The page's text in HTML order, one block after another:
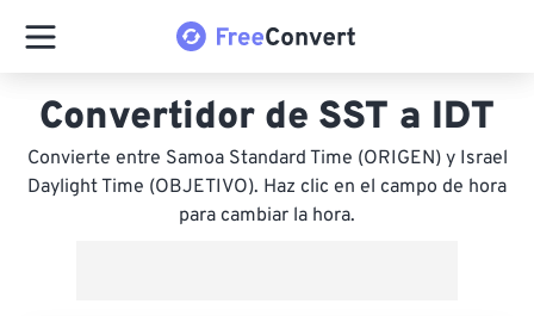
Convertidor de SST a IDT
Convierte entre Samoa Standard Time (ORIGEN) y Israel
Daylight Time (OBJETIVO). Haz clic en el campo de hora
para cambiar la hora.